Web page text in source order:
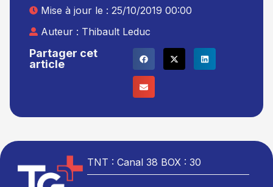
Partager cet
article
Mise à jour le : 25/10/2019 00:00
Auteur : Thibault Leduc
TNT : Canal 38 BOX : 30